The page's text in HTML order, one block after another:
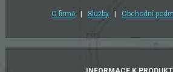
O firmě |Služby Obchodní